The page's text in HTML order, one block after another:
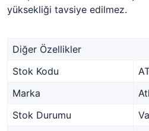
yüksekliği tavsiye edilmez.
Diğer Özellikler
Stok Kodu
Marka
Stok Durumu